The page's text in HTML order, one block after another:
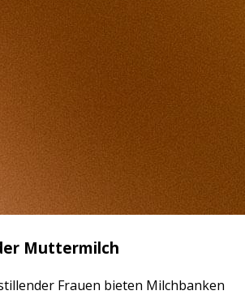
Muttermilch
Frauen bieten Milchbanken